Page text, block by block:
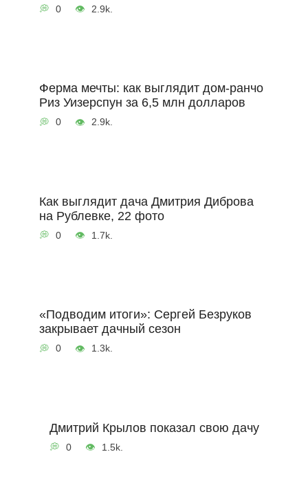
0 2.9k.
Ферма мечты: как выглядит дом-ранчо
Риз Уизерспун за 6,5 млн долларов
0 2.9k.
Как выглядит дача Дмитрия Диброва
на Рублевке, 22 фото
0 1.7k.
«Подводим итоги»: Сергей Безруков
закрывает дачный сезон
0 1.3k.
Дмитрий Крылов показал свою дачу
0 1.5k.